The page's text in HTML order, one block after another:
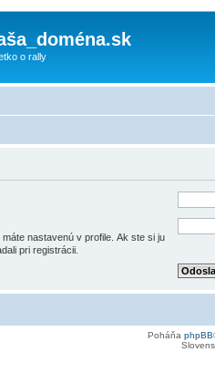
o rally
nastavenú v profile. Ak ste si ju
pri registrácii.
Poháňa phpBB